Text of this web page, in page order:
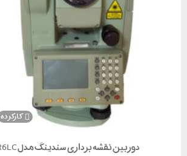
کارکرده
دوربین نقشه برداری سندینگ مدل STS-752 R6LC